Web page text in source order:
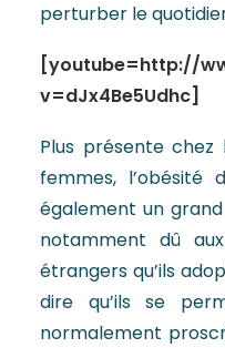
perturber le
[youtube=http://
v=dJx4Be5Udhc]
Plus présente
femmes, l’obésité
également un
notamment dû
étrangers qu’ils
dire qu’ils se
normalement